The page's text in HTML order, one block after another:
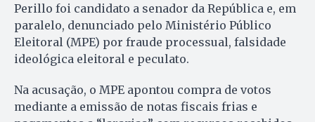
Perillo foi candidato a senador da República e, em
paralelo, denunciado pelo Ministério Público
Eleitoral (MPE) por fraude processual, falsidade
ideológica eleitoral e peculato.
Na acusação, o MPE apontou compra de votos
mediante a emissão de notas fiscais frias e